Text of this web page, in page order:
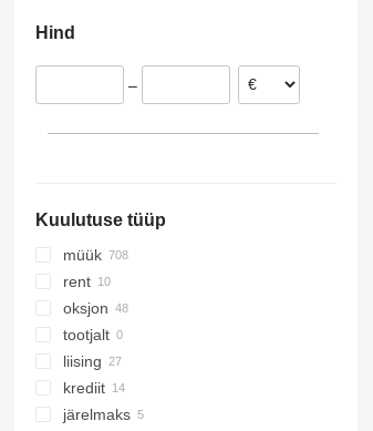
Ungari
Ühendkuningriik
India
Iisrael
Lõuna-Aafrika Vabariik
Uruguai
Hind
–
Kuulutuse tüüp
müük
rent
oksjon
tootjalt
liising
krediit
järelmaks